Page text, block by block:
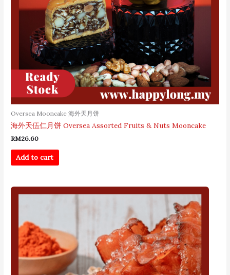
Oversea Mooncake 海外天月饼
海外天伍仁月饼 Oversea Assorted Fruits & Nuts Mooncake
RM26.60
Add to cart